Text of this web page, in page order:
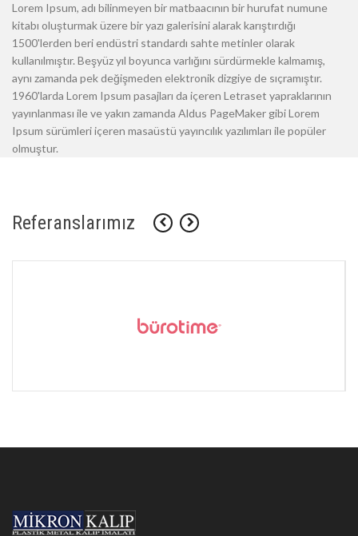
Lorem Ipsum, adı bilinmeyen bir matbaacının bir hurufat numune
kitabı oluşturmak üzere bir yazı galerisini alarak karıştırdığı
1500'lerden beri endüstri standardı sahte metinler olarak
kullanılmıştır. Beşyüz yıl boyunca varlığını sürdürmekle kalmamış,
aynı zamanda pek değişmeden elektronik dizgiye de sıçramıştır.
1960'larda Lorem Ipsum pasajları da içeren Letraset yapraklarının
yayınlanması ile ve yakın zamanda Aldus PageMaker gibi Lorem
Ipsum sürümleri içeren masaüstü yayıncılık yazılımları ile popüler
olmuştur.
Referanslarımız